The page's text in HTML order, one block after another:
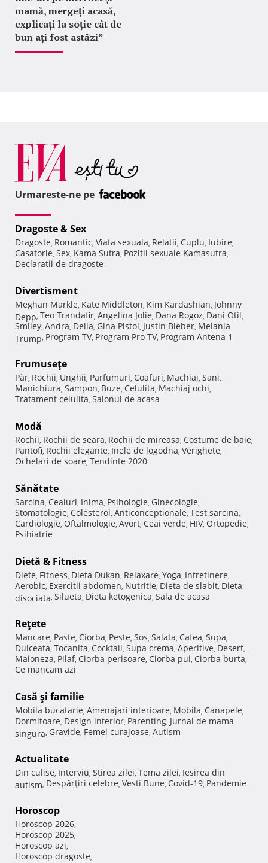
mamă, mergeți acasă,
explicați la soție cât de
bun ați fost astăzi”
Urmareste-ne pe
Dragoste & Sex
Dragoste, Romantic, Viata sexuala, Relatii, Cuplu, Iubire,
Casatorie, Sex, Kama Sutra, Pozitii sexuale Kamasutra,
Declaratii de dragoste
Divertisment
Meghan Markle, Kate Middleton, Kim Kardashian, Johnny
Depp, Teo Trandafir, Angelina Jolie, Dana Rogoz, Dani Otil,
Smiley, Andra, Delia, Gina Pistol, Justin Bieber, Melania
Trump, Program TV, Program Pro TV, Program Antena 1
Frumuseţe
Păr, Rochii, Unghii, Parfumuri, Coafuri, Machiaj, Sani,
Manichiura, Sampon, Buze, Celulita, Machiaj ochi,
Tratament celulita, Salonul de acasa
Modă
Rochii, Rochii de seara, Rochii de mireasa, Costume de baie,
Pantofi, Rochii elegante, Inele de logodna, Verighete,
Ochelari de soare, Tendinte 2020
Sănătate
Sarcina, Ceaiuri, Inima, Psihologie, Ginecologie,
Stomatologie, Colesterol, Anticonceptionale, Test sarcina,
Cardiologie, Oftalmologie, Avort, Ceai verde, HIV, Ortopedie,
Psihiatrie
Dietă & Fitness
Diete, Fitness, Dieta Dukan, Relaxare, Yoga, Intretinere,
Aerobic, Exercitii abdomen, Nutritie, Dieta de slabit, Dieta
disociata, Silueta, Dieta ketogenica, Sala de acasa
Reţete
Mancare, Paste, Ciorba, Peste, Sos, Salata, Cafea, Supa,
Dulceata, Tocanita, Cocktail, Supa crema, Aperitive, Desert,
Maioneza, Pilaf, Ciorba perisoare, Ciorba pui, Ciorba burta,
Ce mancam azi
Casă şi familie
Mobila bucatarie, Amenajari interioare, Mobila, Canapele,
Dormitoare, Design interior, Parenting, Jurnal de mama
singura, Gravide, Femei curajoase, Autism
Actualitate
Din culise, Interviu, Stirea zilei, Tema zilei, Iesirea din
autism, Despărţiri celebre, Vesti Bune, Covid-19, Pandemie
Horoscop
Horoscop 2026,
Horoscop 2025,
Horoscop azi,
Horoscop dragoste,